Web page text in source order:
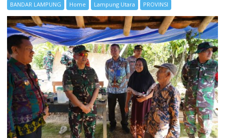
BANDAR LAMPUNG Home Lampung Utara PROVINSI